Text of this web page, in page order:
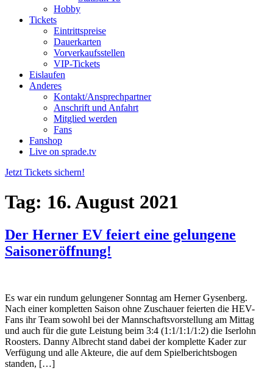
Hobby
Tickets
Eintrittspreise
Dauerkarten
Vorverkaufsstellen
VIP-Tickets
Eislaufen
Anderes
Kontakt/Ansprechpartner
Anschrift und Anfahrt
Mitglied werden
Fans
Fanshop
Live on sprade.tv
Jetzt Tickets sichern!
Tag: 16. August 2021
Der Herner EV feiert eine gelungene
Saisoneröffnung!
Es war ein rundum gelungener Sonntag am Herner Gysenberg.
Nach einer kompletten Saison ohne Zuschauer feierten die HEV-
Fans ihr Team sowohl bei der Mannschaftsvorstellung am Mittag
und auch für die gute Leistung beim 3:4 (1:1/1:1/1:2) die Iserlohn
Roosters. Danny Albrecht stand dabei der komplette Kader zur
Verfügung und alle Akteure, die auf dem Spielberichtsbogen
standen, […]